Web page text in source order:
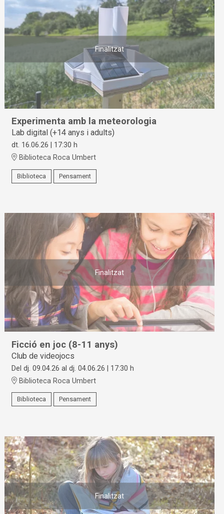
Finalitzat
Experimenta amb la meteorologia
Lab digital (+14 anys i adults)
dt. 16.06.26 | 17:30 h
Biblioteca Roca Umbert
Biblioteca Pensament
Finalitzat
Ficció en joc (8-11 anys)
Club de videojocs
Del dj. 09.04.26 al dj. 04.06.26 | 17:30 h
Biblioteca Roca Umbert
Biblioteca Pensament
Finalitzat